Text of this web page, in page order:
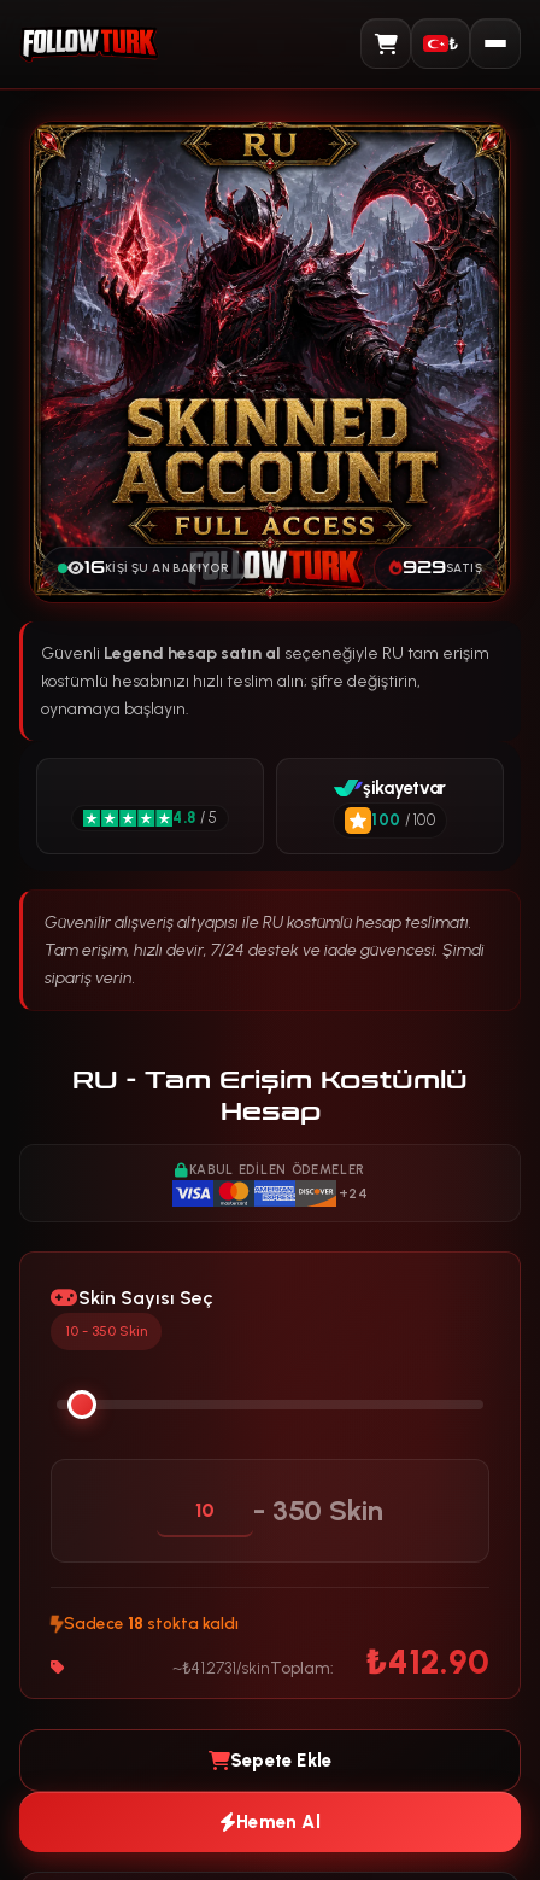
Sepeti Görüntüle
₺
16KIŞI ŞU AN BAKIYOR 929SATIŞ
Güvenli Legend hesap satın al seçeneğiyle RU tam erişim
kostümlü hesabınızı hızlı teslim alın; şifre değiştirin,
oynamaya başlayın.
Güvenilir alışveriş altyapısı ile RU kostümlü hesap teslimatı.
Tam erişim, hızlı devir, 7/24 destek ve iade güvencesi. Şimdi
sipariş verin.
4.8 / 5
şikayetvar
100 / 100
RU - Tam Erişim Kostümlü
Hesap
KABUL EDILEN ÖDEMELER
+24
Skin Sayısı Seç
10 - 350 Skin
- 350 Skin
Sadece 18 stokta kaldı
~₺41.2731/skinToplam: ₺412.90
Sepete Ekle
Hemen Al